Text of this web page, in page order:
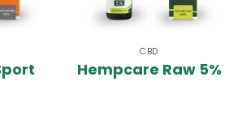
CBD
Hempcare Raw 5%